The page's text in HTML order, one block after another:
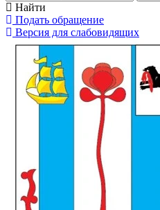
Найти
Подать обращение
Версия для слабовидящих